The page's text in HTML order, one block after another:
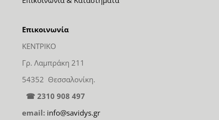
Επικοινωνία
ΚΕΝΤΡΙΚΟ
Γρ. Λαμπράκη 211
54352 Θεσσαλονίκη.
☎ 2310 908 497
email: info@savidys.gr